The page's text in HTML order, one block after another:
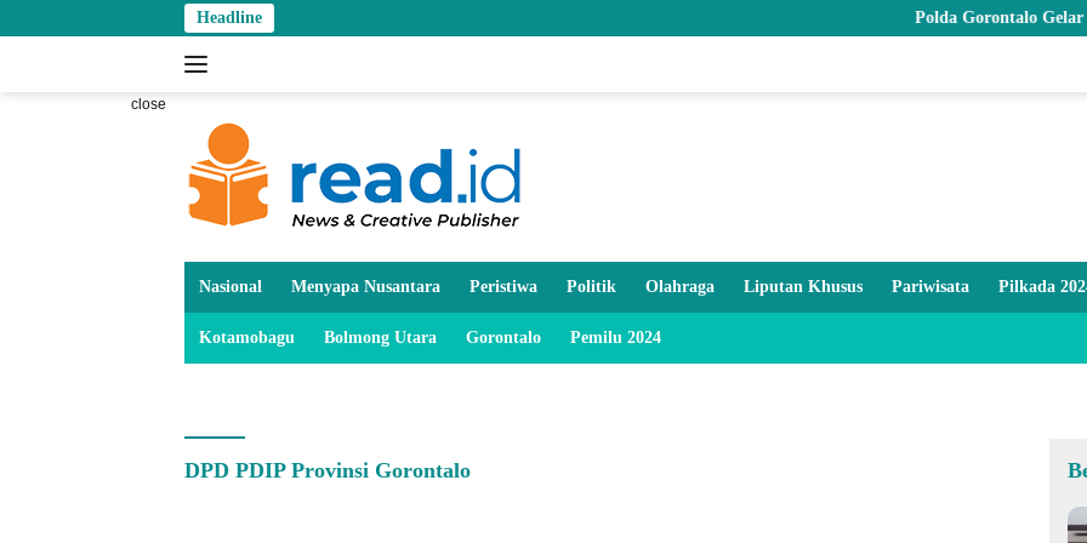
to
Headline Polda Gorontalo Gelar Syukuran
close
Nasional Menyapa Nusantara Peristiwa Politik Olahraga Liputan Khusus Pariwisata Pilkada
Kotamobagu Bolmong Utara Gorontalo Pemilu 2024
DPD PDIP Provinsi Gorontalo